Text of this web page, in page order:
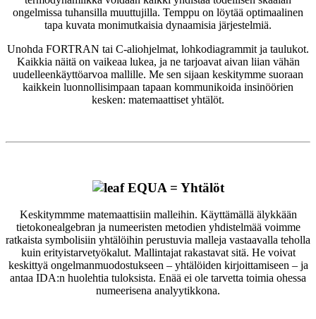
ongelmissa tuhansilla muuttujilla. Temppu on löytää optimaalinen
tapa kuvata monimutkaisia dynaamisia järjestelmiä.
Unohda FORTRAN tai C-aliohjelmat, lohkodiagrammit ja taulukot.
Kaikkia näitä on vaikeaa lukea, ja ne tarjoavat aivan liian vähän
uudelleenkäyttöarvoa mallille. Me sen sijaan keskitymme suoraan
kaikkein luonnollisimpaan tapaan kommunikoida insinöörien
kesken: matemaattiset yhtälöt.
EQUA = Yhtälöt
Keskitymmme matemaattisiin malleihin. Käyttämällä älykkään
tietokonealgebran ja numeeristen metodien yhdistelmää voimme
ratkaista symbolisiin yhtälöihin perustuvia malleja vastaavalla teholla
kuin erityistarvetyökalut. Mallintajat rakastavat sitä. He voivat
keskittyä ongelmanmuodostukseen – yhtälöiden kirjoittamiseen – ja
antaa IDA:n huolehtia tuloksista. Enää ei ole tarvetta toimia ohessa
numeerisena analyytikkona.